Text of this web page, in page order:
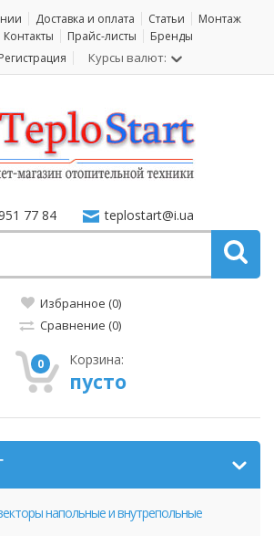
Доставка и оплата Статьи
Монтаж
Контакты Прайс-листы
Бренды
Регистрация Курсы валют:
77 84 teplostart@i.ua
Избранное (0)
Сравнение (0)
0 Корзина:
пусто
напольные и внутрепольные